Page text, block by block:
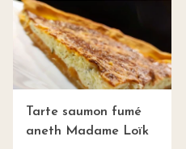
Tarte saumon fumé
aneth Madame Loïk